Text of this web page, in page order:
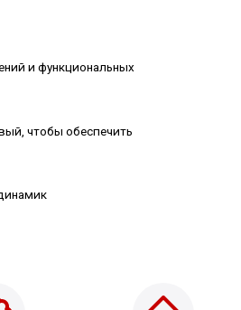
и функциональных
чтобы обеспечить